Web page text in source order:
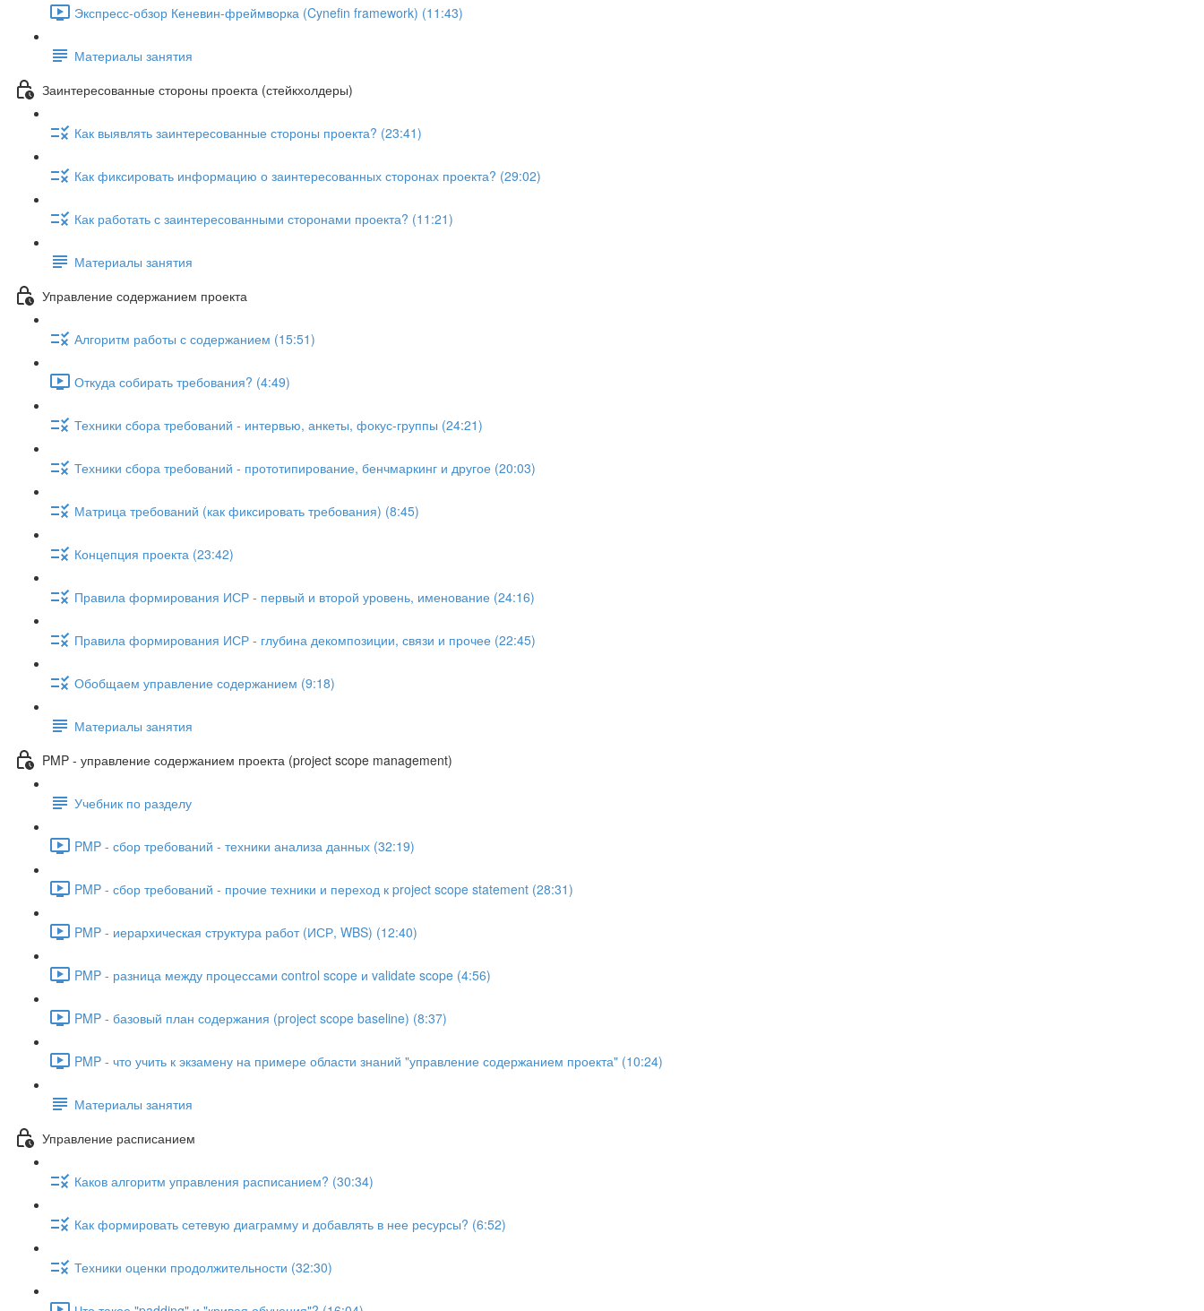
Экспресс-обзор Кеневин-фреймворка (Cynefin framework) (11:43)
Материалы занятия
Заинтересованные стороны проекта (стейкхолдеры)
Как выявлять заинтересованные стороны проекта? (23:41)
Как фиксировать информацию о заинтересованных сторонах проекта? (29:02)
Как работать с заинтересованными сторонами проекта? (11:21)
Материалы занятия
Управление содержанием проекта
Алгоритм работы с содержанием (15:51)
Откуда собирать требования? (4:49)
Техники сбора требований - интервью, анкеты, фокус-группы (24:21)
Техники сбора требований - прототипирование, бенчмаркинг и другое (20:03)
Матрица требований (как фиксировать требования) (8:45)
Концепция проекта (23:42)
Правила формирования ИСР - первый и второй уровень, именование (24:16)
Правила формирования ИСР - глубина декомпозиции, связи и прочее (22:45)
Обобщаем управление содержанием (9:18)
Материалы занятия
PMP - управление содержанием проекта (project scope management)
Учебник по разделу
PMP - сбор требований - техники анализа данных (32:19)
PMP - сбор требований - прочие техники и переход к project scope statement (28:31)
PMP - иерархическая структура работ (ИСР, WBS) (12:40)
PMP - разница между процессами control scope и validate scope (4:56)
PMP - базовый план содержания (project scope baseline) (8:37)
PMP - что учить к экзамену на примере области знаний "управление содержанием проекта" (10:24)
Материалы занятия
Управление расписанием
Каков алгоритм управления расписанием? (30:34)
Как формировать сетевую диаграмму и добавлять в нее ресурсы? (6:52)
Техники оценки продолжительности (32:30)